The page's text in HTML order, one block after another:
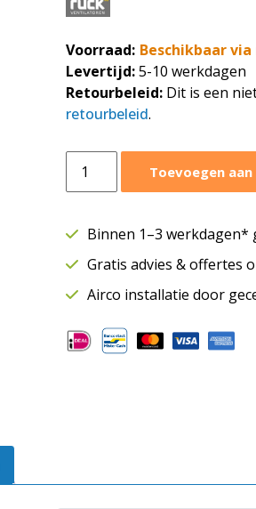
Voorraad: Beschikbaar
Levertijd:5-10 werkdagen
Retourbeleid: Dit is een
retourbeleid.
dakadapterplaat
t.b.v.
|
DAP
aantal
Toevoegen
Binnen 1–3 werkdagen*
Gratis advies & offertes
Airco installatie door